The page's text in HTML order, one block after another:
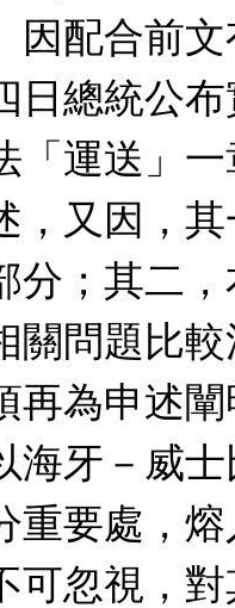
因配合前
日總統公
「運送」
，又因，
分；其二
關問題比
再為申述
海牙－威
重要處，
可忽視，